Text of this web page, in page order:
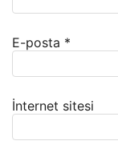
E-posta *
İnternet sitesi